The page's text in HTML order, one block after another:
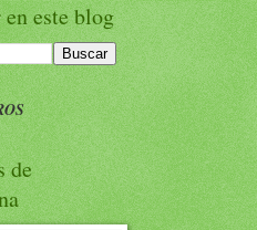
este blog
de